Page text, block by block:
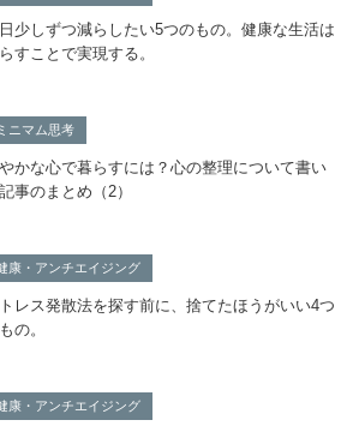
少しずつ減らしたい5つのもの。健康な生活は
すことで実現する。
ミニマム思考
かな心で暮らすには？心の整理について書い
事のまとめ（2）
康・アンチエイジング
レス発散法を探す前に、捨てたほうがいい4つ
の。
康・アンチエイジング